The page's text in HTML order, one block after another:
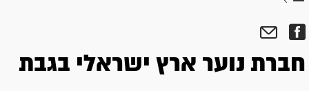
חברת נוער ארץ ישראלי בגבת